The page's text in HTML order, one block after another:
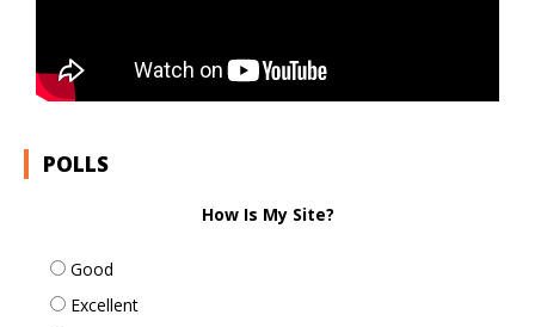
POLLS
How Is My Site?
Good
Excellent